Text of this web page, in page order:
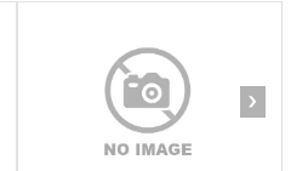
›